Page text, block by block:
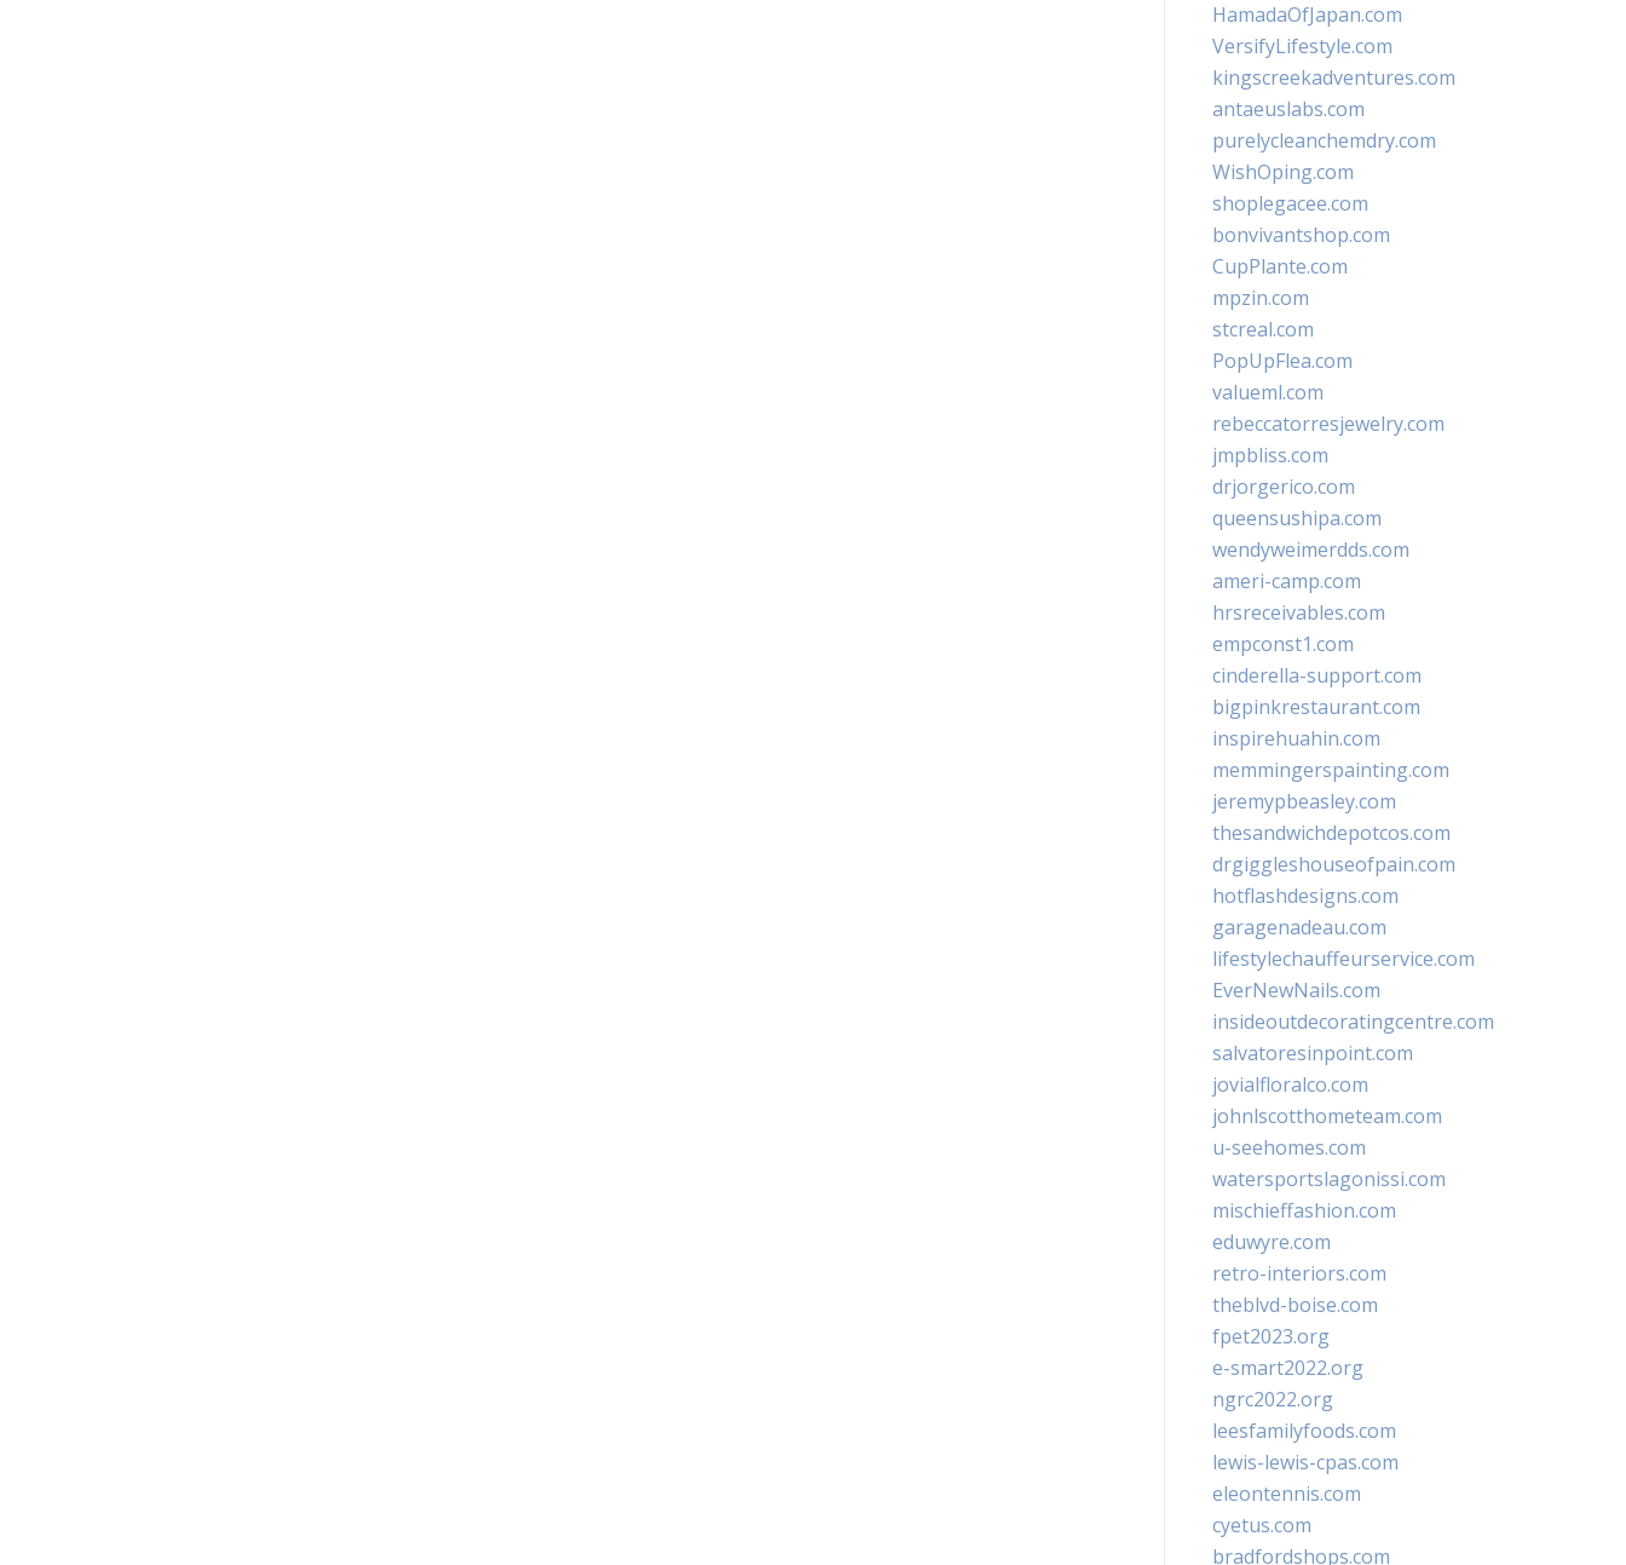
HamadaOfJapan.com
VersifyLifestyle.com
kingscreekadventures.com
antaeuslabs.com
purelycleanchemdry.com
WishOping.com
shoplegacee.com
bonvivantshop.com
CupPlante.com
mpzin.com
stcreal.com
PopUpFlea.com
valueml.com
rebeccatorresjewelry.com
jmpbliss.com
drjorgerico.com
queensushipa.com
wendyweimerdds.com
ameri-camp.com
hrsreceivables.com
empconst1.com
cinderella-support.com
bigpinkrestaurant.com
inspirehuahin.com
memmingerspainting.com
jeremypbeasley.com
thesandwichdepotcos.com
drgiggleshouseofpain.com
hotflashdesigns.com
garagenadeau.com
lifestylechauffeurservice.com
EverNewNails.com
insideoutdecoratingcentre.com
salvatoresinpoint.com
jovialfloralco.com
johnlscotthometeam.com
u-seehomes.com
watersportslagonissi.com
mischieffashion.com
eduwyre.com
retro-interiors.com
theblvd-boise.com
fpet2023.org
e-smart2022.org
ngrc2022.org
leesfamilyfoods.com
lewis-lewis-cpas.com
eleontennis.com
cyetus.com
bradfordshops.com